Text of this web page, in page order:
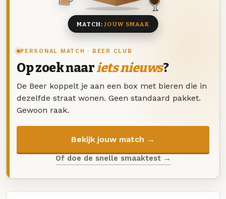
PERSONAL MATCH · BEER CLUB
Op zoek naariets nieuws?
De Beer koppelt je aan een box met bieren die in
dezelfde straat wonen. Geen standaard pakket.
Gewoon raak.
Bekijk jouw match →
Of doe de snelle smaaktest →
MATCH:JOUW SMAAK